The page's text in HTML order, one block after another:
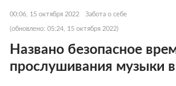
00:06, 15 октября 2022 Забота о себе
(обновлено: 05:24, 15 октября 2022)
Названо безопасное
прослушивания музыки